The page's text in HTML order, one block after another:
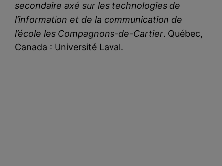
secondaire axé sur les technologies de
l’information et de la communication de
l’école les Compagnons-de-Cartier. Québec,
Canada : Université Laval.